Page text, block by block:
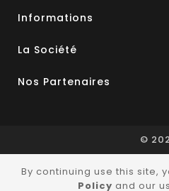
Informations
La Société
Nos Partenaires
©
By continuing use this site,
Policy and our